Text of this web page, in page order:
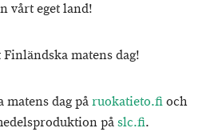
vårt eget land!
matens dag!
dag påruokatieto.fioch
påslc.fi.